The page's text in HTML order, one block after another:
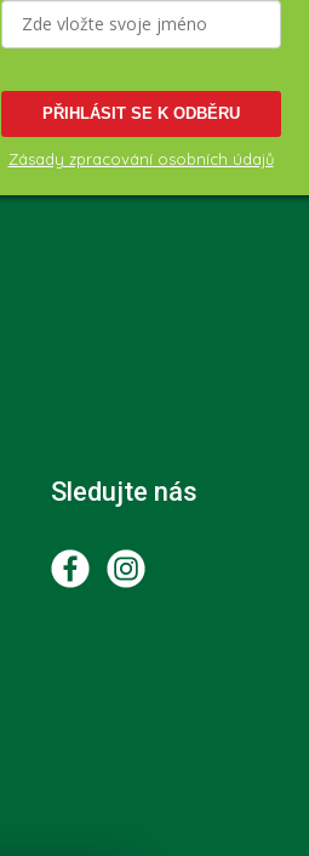
PŘIHLÁSIT SE K ODBĚRU
Zásady zpracování osobních údajů
Sledujte nás